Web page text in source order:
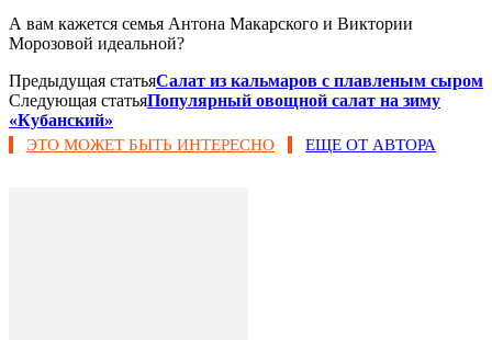
А вам кажется семья Антона Макарского и Виктории
Морозовой идеальной?
Предыдущая статьяСалат из кальмаров с плавленым сыром
Следующая статьяПопулярный овощной салат на зиму
«Кубанский»
ЭТО МОЖЕТ БЫТЬ ИНТЕРЕСНО ЕЩЕ ОТ АВТОРА